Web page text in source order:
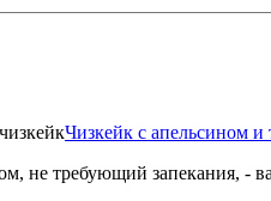
Чизкейк с апельсином
не требующий запекания, -